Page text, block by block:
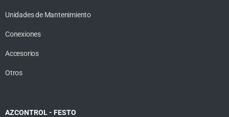
Unidades de Mantenimiento
Conexiones
Accesorios
Otros
AZCONTROL - FESTO